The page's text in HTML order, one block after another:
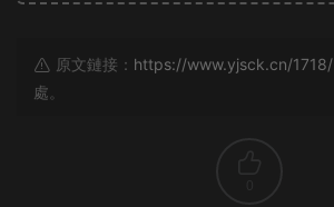
原文鏈接： https://www.yjsck.cn/1718/
處。